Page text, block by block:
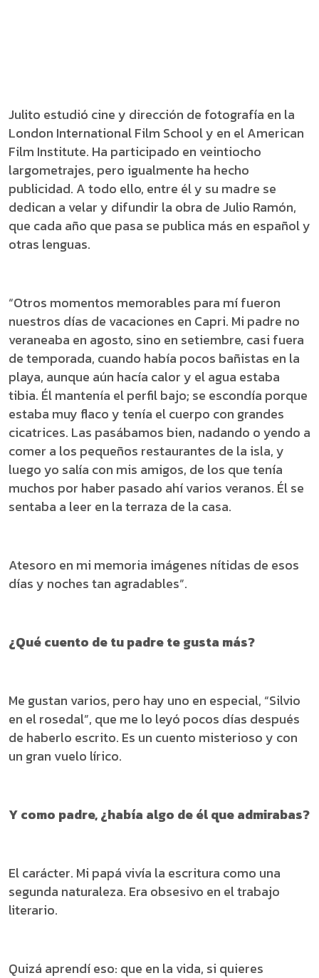
Julito estudió cine y dirección de fotografía en la
London International Film School y en el American
Film Institute. Ha participado en veintiocho
largometrajes, pero igualmente ha hecho
publicidad. A todo ello, entre él y su madre se
dedican a velar y difundir la obra de Julio Ramón,
que cada año que pasa se publica más en español y
otras lenguas.
“Otros momentos memorables para mí fueron
nuestros días de vacaciones en Capri. Mi padre no
veraneaba en agosto, sino en setiembre, casi fuera
de temporada, cuando había pocos bañistas en la
playa, aunque aún hacía calor y el agua estaba
tibia. Él mantenía el perfil bajo; se escondía porque
estaba muy flaco y tenía el cuerpo con grandes
cicatrices. Las pasábamos bien, nadando o yendo a
comer a los pequeños restaurantes de la isla, y
luego yo salía con mis amigos, de los que tenía
muchos por haber pasado ahí varios veranos. Él se
sentaba a leer en la terraza de la casa.
Atesoro en mi memoria imágenes nítidas de esos
días y noches tan agradables”.
¿Qué cuento de tu padre te gusta más?
Me gustan varios, pero hay uno en especial, “Silvio
en el rosedal”, que me lo leyó pocos días después
de haberlo escrito. Es un cuento misterioso y con
un gran vuelo lírico.
Y como padre, ¿había algo de él que admirabas?
El carácter. Mi papá vivía la escritura como una
segunda naturaleza. Era obsesivo en el trabajo
literario.
Quizá aprendí eso: que en la vida, si quieres